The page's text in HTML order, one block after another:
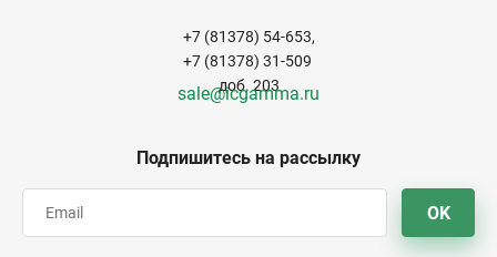
Подпишитесь на рассылку
OK
+7 (81378) 54-653,
+7 (81378) 31-509
доб. 203
sale@icgamma.ru